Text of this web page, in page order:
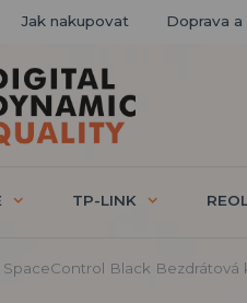
Jak nakupovat Doprava a
TP-LINK
SpaceControl Black Bezdrátová